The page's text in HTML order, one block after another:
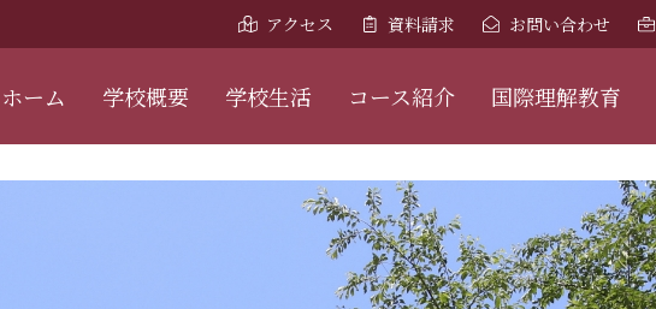
アクセス 資料請求 お問い合わせ
ホーム 学校概要 学校生活 コース紹介 国際理解教育